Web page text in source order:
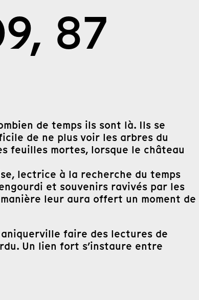
87
de temps ils sont là. Ils se
de ne plus voir les arbres du
feuilles mortes, lorsque le château
lectrice à la recherche du temps
et souvenirs ravivés par les
leur aura offert un moment de
faire des lectures de
Un lien fort s’instaure entre